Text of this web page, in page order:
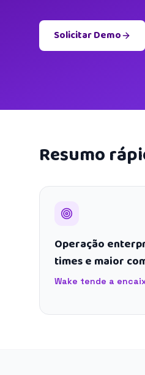
Solicitar Demo
Resumo
Operação
times e maior
Wake tende a